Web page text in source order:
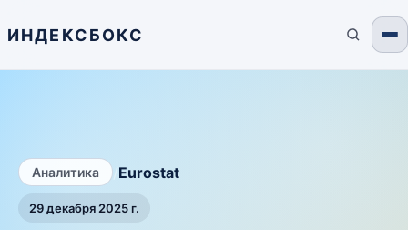
ИНДЕКСБОКС
Аналитика Eurostat
29 декабря 2025 г.